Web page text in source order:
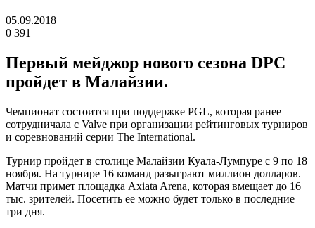
05.09.2018
0 391
Первый мейджор нового сезона DPC
пройдет в Малайзии.
Чемпионат состоится при поддержке PGL, которая ранее
сотрудничала с Valve при организации рейтинговых турниров
и соревнований серии The International.
Турнир пройдет в столице Малайзии Куала-Лумпуре с 9 по 18
ноября. На турнире 16 команд разыграют миллион долларов.
Матчи примет площадка Axiata Arena, которая вмещает до 16
тыс. зрителей. Посетить ее можно будет только в последние
три дня.